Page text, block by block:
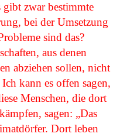
zwar bestimmte
bei der Umsetzung
sind das?
aus denen
abziehen sollen, nicht
kann es offen sagen,
Menschen, die dort
sagen: „Das
Dort leben